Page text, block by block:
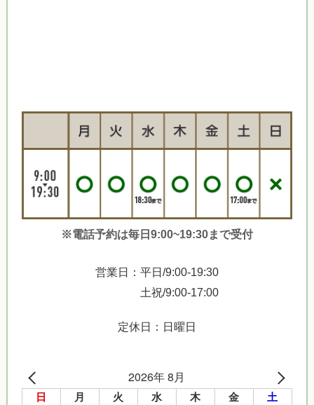
※電話予約は毎日9:00~19:30まで受付
営業日：平日/9:00-19:30
土祝/9:00-17:00
定休日：日曜日
2026年 8月
日 月 火 水 木 金 土